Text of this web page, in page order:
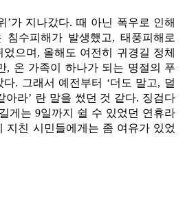
’가 지나갔다. 때 아닌 폭우로 인해
침수피해가 발생했고, 태풍피해로
으며, 올해도 여전히 귀경길 정체
, 온 가족이 하나가 되는 명절의 푸
. 그래서 예전부터 ‘더도 말고, 덜
아라’ 란 말을 썼던 것 같다. 징검다
게는 9일까지 쉴 수 있었던 연휴라
지친 시민들에게는 좀 여유가 있었